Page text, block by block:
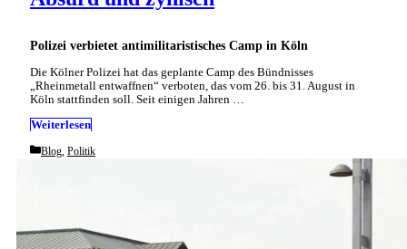
Polizei verbietet antimilitaristisches Camp in Köln
Die Kölner Polizei hat das geplante Camp des Bündnisses
„Rheinmetall entwaffnen“ verboten, das vom 26. bis 31. August in
Köln stattfinden soll. Seit einigen Jahren …
Weiterlesen
Categories
Blog Politik